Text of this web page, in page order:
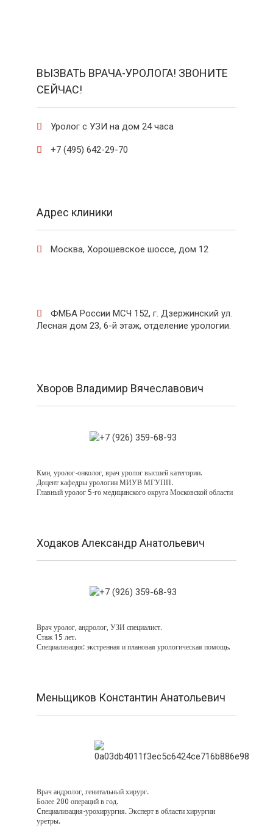
ВЫЗВАТЬ ВРАЧА-УРОЛОГА! ЗВОНИТЕ
СЕЙЧАС!
 Уролог с УЗИ на дом 24 часа
 +7 (495) 642-29-70
Адрес клиники
 Москва, Хорошевское шоссе, дом 12

ФМБА России МСЧ 152, г. Дзержинский ул.
Лесная дом 23, 6-й этаж, отделение урологии.
Хворов Владимир Вячеславович
Кмн, уролог-онколог, врач уролог высшей категории.
Доцент кафедры урологии МИУВ МГУПП.
Главный уролог 5-го медицинского округа Московской области
Ходаков Александр Анатольевич
Врач уролог, андролог, УЗИ специалист.
Стаж 15 лет.
Специализация: экстренная и плановая урологическая помощь.
Меньщиков Константин Анатольевич
Врач андролог, генитальный хирург.
Более 200 операций в год.
Cпециализация-урохирургия. Эксперт в области хирургии
уретры.